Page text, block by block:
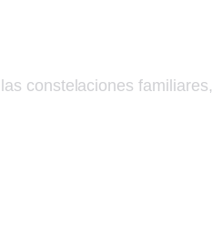
constelaciones familiares,